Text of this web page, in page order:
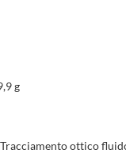
g
ottico